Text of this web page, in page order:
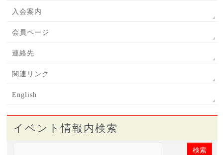
入会案内
会員ページ
連絡先
関連リンク
English
イベント情報内検索